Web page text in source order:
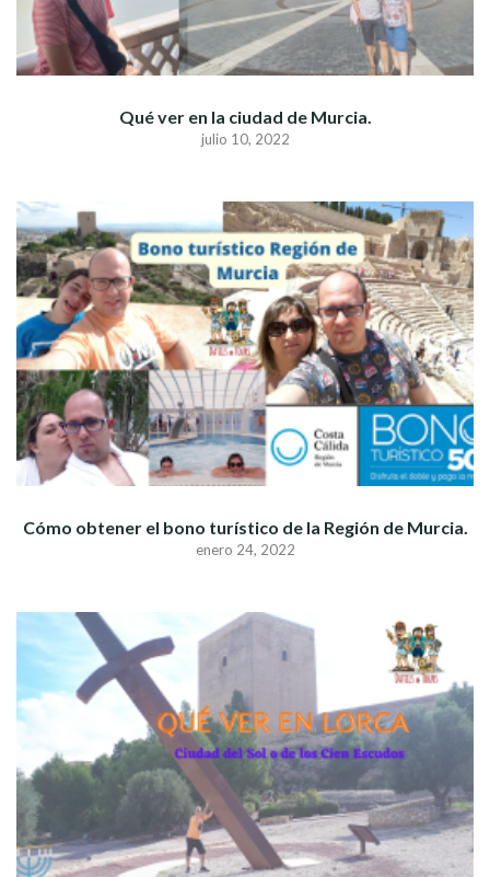
Qué ver en la ciudad de Murcia.
julio 10, 2022
Cómo obtener el bono turístico de la Región de Murcia.
enero 24, 2022